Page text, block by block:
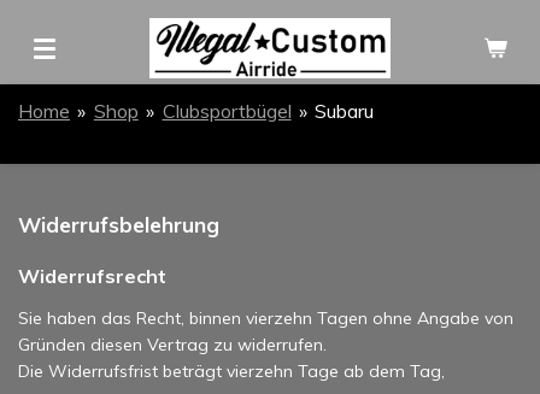
Hauptinhalt
springen
Home » Shop » Clubsportbügel » Subaru
Widerrufsbelehrung
Widerrufsrecht
Sie haben das Recht, binnen vierzehn Tagen ohne Angabe von
Gründen diesen Vertrag zu widerrufen.
Die Widerrufsfrist beträgt vierzehn Tage ab dem Tag,